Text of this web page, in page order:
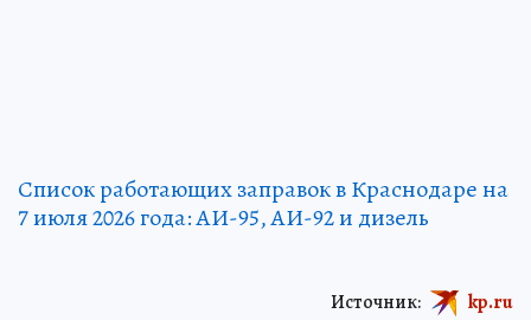
Список работающих заправок в Краснодаре на
7 июля 2026 года: АИ-95, АИ-92 и дизель
Источник: kp.ru